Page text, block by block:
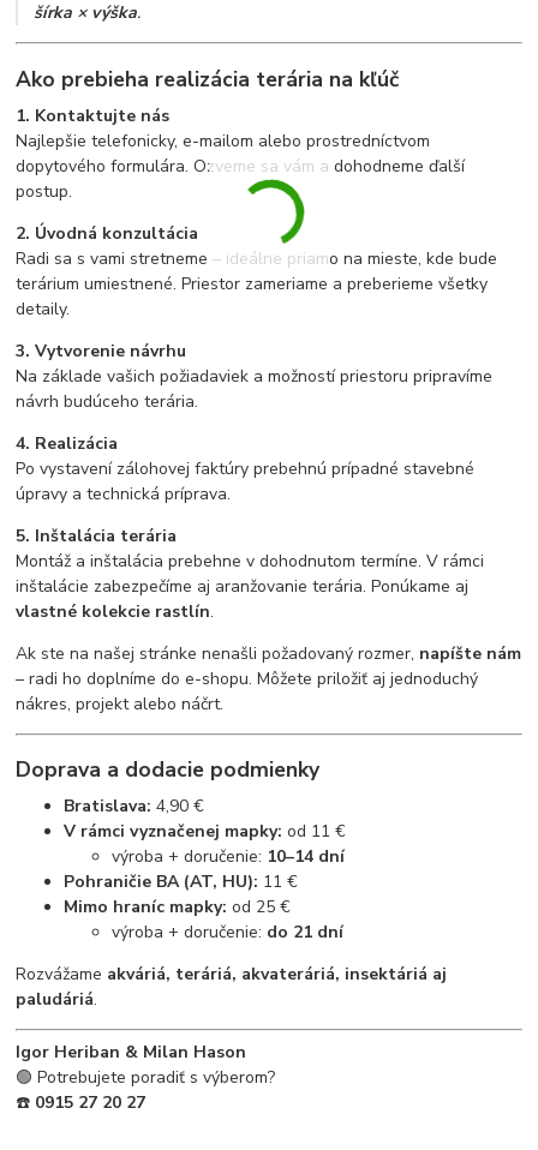
šírka × výška.
Ako prebieha realizácia terária na kľúč
1. Kontaktujte nás
Najlepšie telefonicky, e-mailom alebo prostredníctvom
dopytového formulára. Ozveme sa vám a dohodneme ďalší
postup.
2. Úvodná konzultácia
Radi sa s vami stretneme – ideálne priamo na mieste, kde bude
terárium umiestnené. Priestor zameriame a preberieme všetky
detaily.
3. Vytvorenie návrhu
Na základe vašich požiadaviek a možností priestoru pripravíme
návrh budúceho terária.
4. Realizácia
Po vystavení zálohovej faktúry prebehnú prípadné stavebné
úpravy a technická príprava.
5. Inštalácia terária
Montáž a inštalácia prebehne v dohodnutom termíne. V rámci
inštalácie zabezpečíme aj aranžovanie terária. Ponúkame aj
vlastné kolekcie rastlín.
Ak ste na našej stránke nenašli požadovaný rozmer, napíšte nám
– radi ho doplníme do e-shopu. Môžete priložiť aj jednoduchý
nákres, projekt alebo náčrt.
Doprava a dodacie podmienky
Bratislava: 4,90 €
V rámci vyznačenej mapky: od 11 €
výroba + doručenie: 10–14 dní
Pohraničie BA (AT, HU): 11 €
Mimo hraníc mapky: od 25 €
výroba + doručenie: do 21 dní
Rozvážame akváriá, teráriá, akvateráriá, insektáriá aj
paludáriá.
Igor Heriban & Milan Hason
🟢 Potrebujete poradiť s výberom?
☎️ 0915 27 20 27